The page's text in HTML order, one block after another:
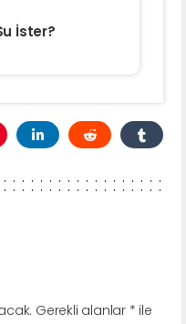
İster?
Gerekli alanlar * ile